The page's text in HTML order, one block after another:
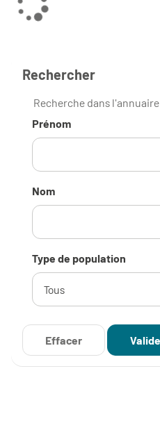
Rechercher
Recherche dans l'annuaire
Prénom
Nom
Type de population